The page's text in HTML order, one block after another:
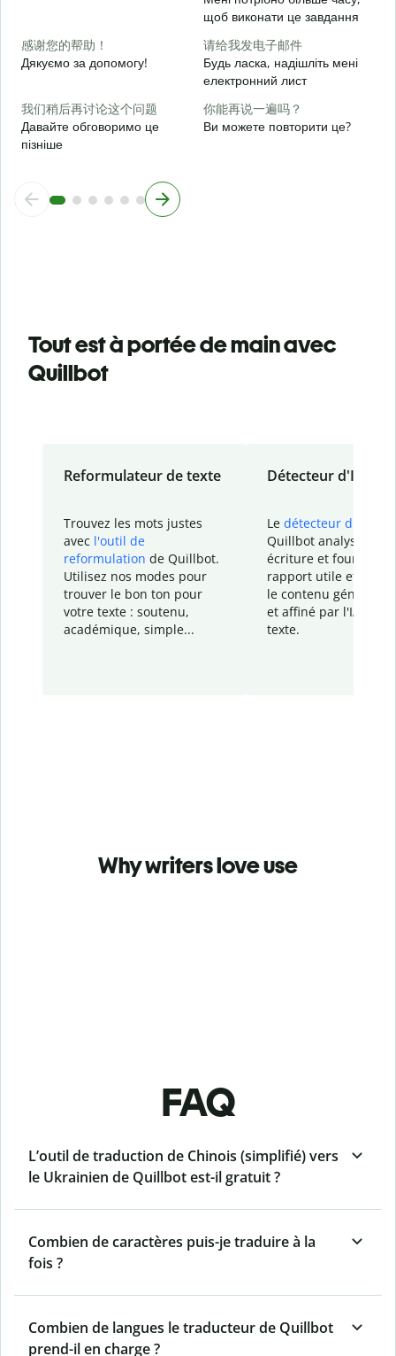
щоб виконати це завдання
感谢您的帮助！
Дякуємо за допомогу!
请给我发电子邮件
Будь ласка, надішліть мені
електронний лист
我们稍后再讨论这个问题
Давайте обговоримо це
пізніше
你能再说一遍吗？
Ви можете повторити це?
Tout est à portée de main avec
Quillbot
Reformulateur de texte
Trouvez les mots justes
avec l'outil de
reformulation de Quillbot.
Utilisez nos modes pour
trouver le bon ton pour
votre texte : soutenu,
académique, simple...
Détecteur d'IA
Le détecteur d'IA
Quillbot analyse votre
écriture et fournit un
rapport utile et
le contenu généré
et affiné par l'IA
texte.
Why writers love use
FAQ
L’outil de traduction de Chinois (simplifié) vers
le Ukrainien de Quillbot est-il gratuit ?
Combien de caractères puis-je traduire à la
fois ?
Combien de langues le traducteur de Quillbot
prend-il en charge ?